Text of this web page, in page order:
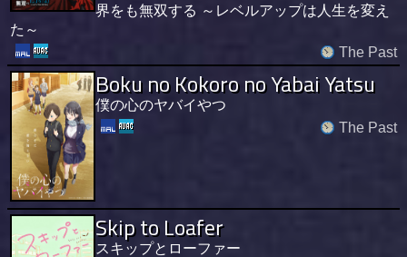
界をも無双する ～レベルアップは人生を変え
た～
The Past
Boku no Kokoro no Yabai Yatsu
僕の心のヤバイやつ
The Past
Skip to Loafer
スキップとローファー